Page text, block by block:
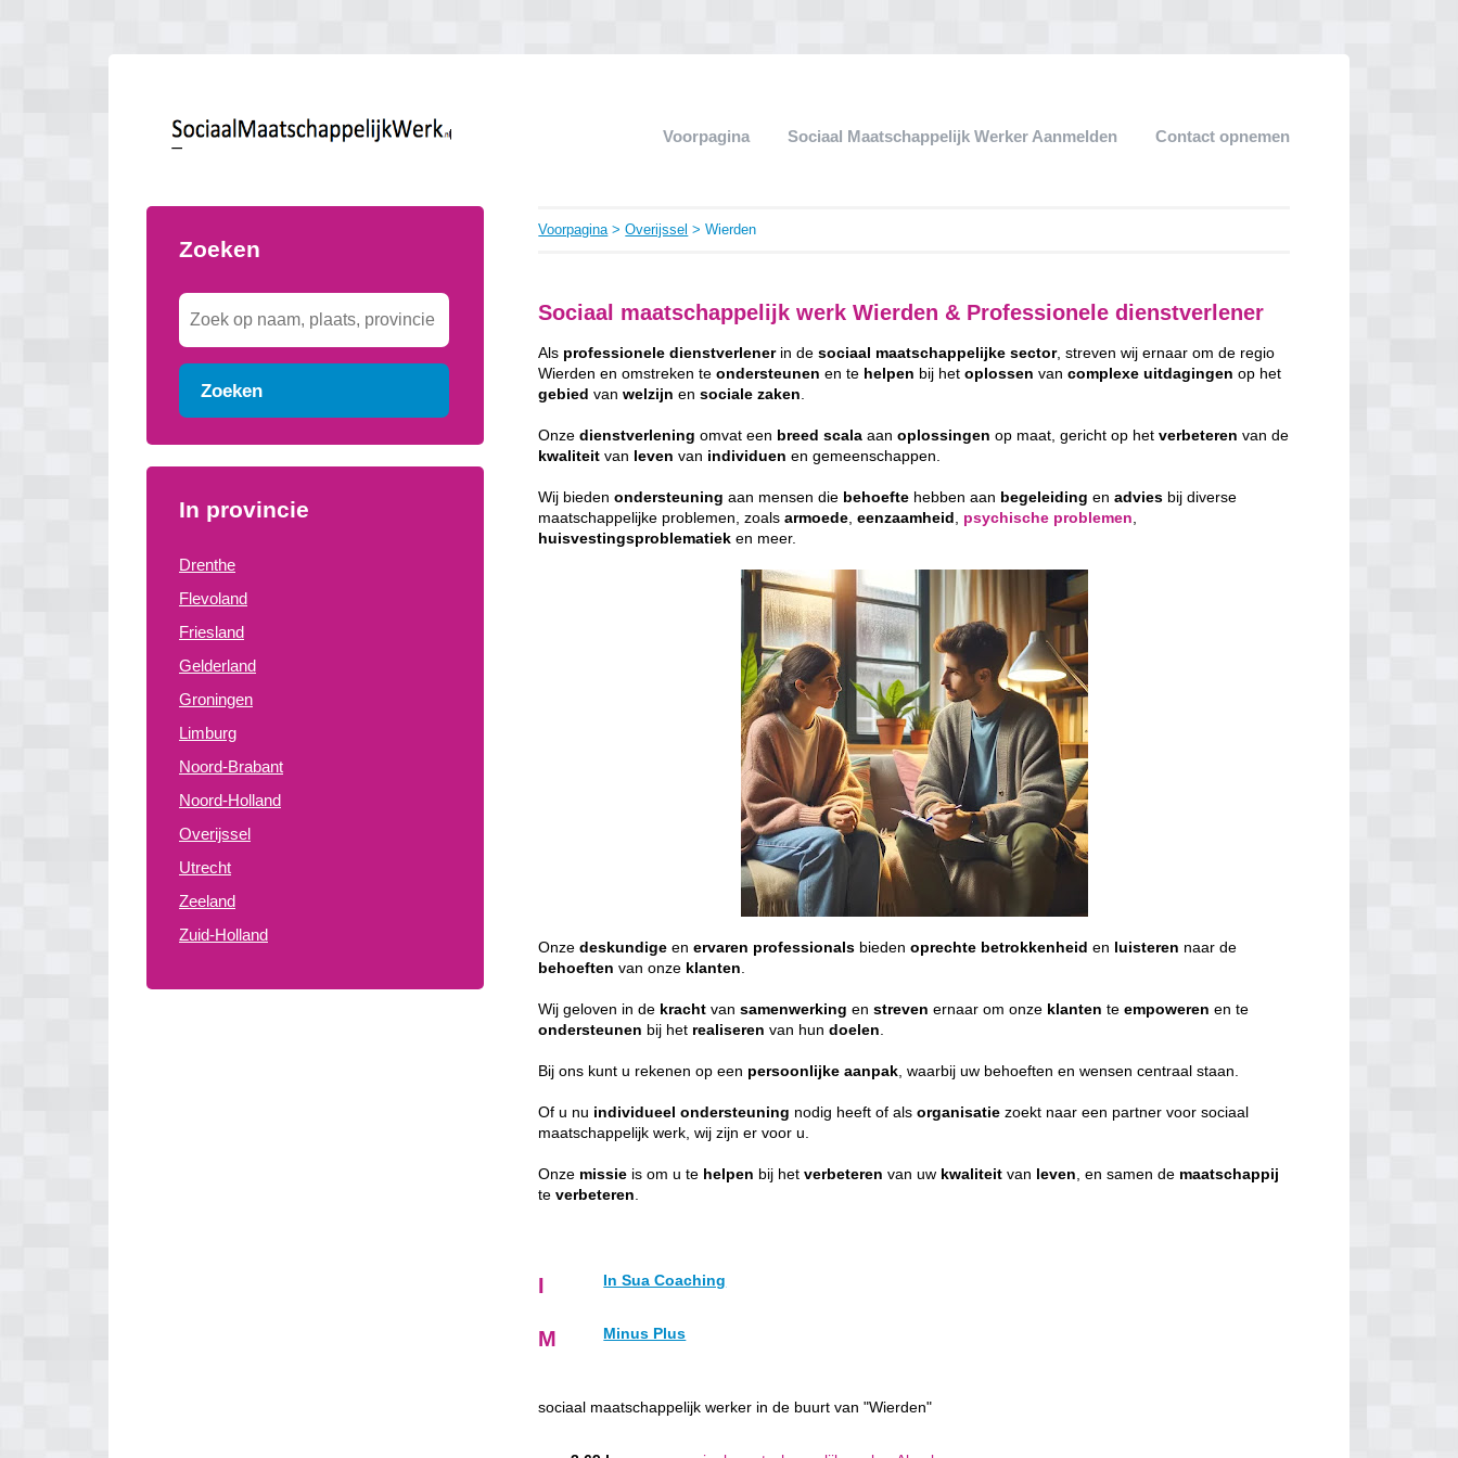
Voorpagina Sociaal Maatschappelijk Werker Aanmelden Contact opnemen
Zoeken
Zoeken
In provincie
Drenthe
Flevoland
Friesland
Gelderland
Groningen
Limburg
Noord-Brabant
Noord-Holland
Overijssel
Utrecht
Zeeland
Zuid-Holland
Voorpagina>Overijssel > Wierden
Sociaal maatschappelijk werk Wierden & Professionele dienstverlener
Als professionele dienstverlenerin desociaal maatschappelijke sector, streven wij ernaar om de regio
Wierden en omstreken teondersteunen en te helpen bij hetoplossen vancomplexe uitdagingen op het
gebied vanwelzijn ensociale zaken
Onzedienstverlening omvat een breed scala aanoplossingen op maat, gericht op hetverbeteren van de
kwaliteit van leven van individuen en gemeenschappen.
Wij biedenondersteuning aan mensen die behoefte hebben aan begeleiding enadvies bij diverse
maatschappelijke problemen, zoalsarmoede ,eenzaamheid psychische problemen
huisvestingsproblematiek en meer.
Onzedeskundige enervaren professionals biedenoprechte betrokkenheid en luisteren naar de
behoeften van onze klanten
Wij geloven in de kracht vansamenwerking enstreven ernaar om onze klanten teempoweren en te
ondersteunen bij het realiseren van hundoelen
Bij ons kunt u rekenen op een persoonlijke aanpak , waarbij uw behoeften en wensen centraal staan.
Of u nu individueel ondersteuning nodig heeft of alsorganisatie zoekt naar een partner voor sociaal
maatschappelijk werk, wij zijn er voor u.
Onze missie is om u te helpen bij hetverbeteren van uw kwaliteit van leven , en samen de maatschappij
teverbeteren
I In Sua Coaching
M Minus Plus
sociaal maatschappelijk werker in de buurt van "Wierden"